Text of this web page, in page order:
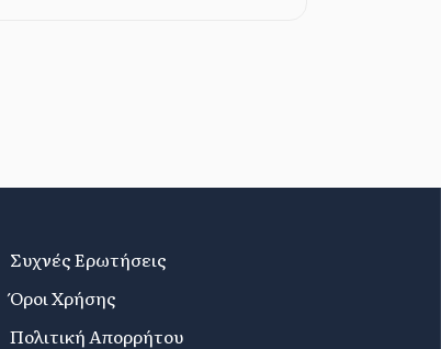
Συχνές Ερωτήσεις
Όροι Χρήσης
Πολιτική Απορρήτου